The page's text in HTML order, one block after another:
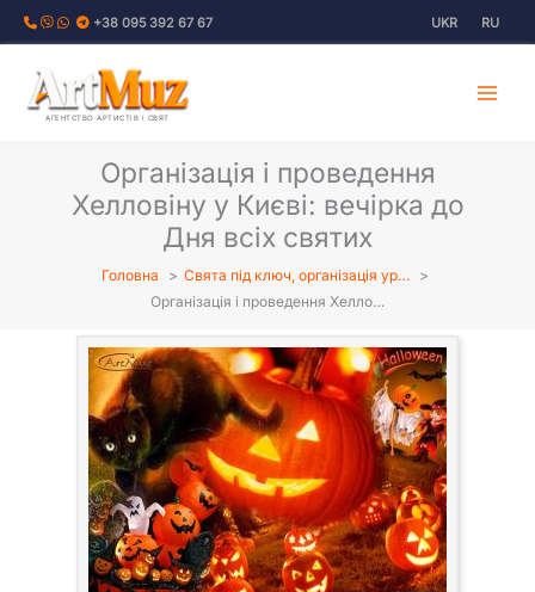
Перейти
+38 095 392 67 67 UKR RU
АГЕНТСТВО АРТИСТІВ І СВЯТ
Організація і проведення
Хелловіну у Києві: вечірка до
Дня всіх святих
Головна
Свята під ключ, організація ур…
Організація і проведення Хелло…